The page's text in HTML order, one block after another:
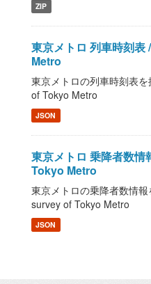
ZIP
東京メトロ 列車時刻
Metro
東京メトロの列車時刻表
of Tokyo Metro
JSON
東京メトロ 乗降者数
Tokyo Metro
東京メトロの乗降者数情
survey of Tokyo Metro
JSON